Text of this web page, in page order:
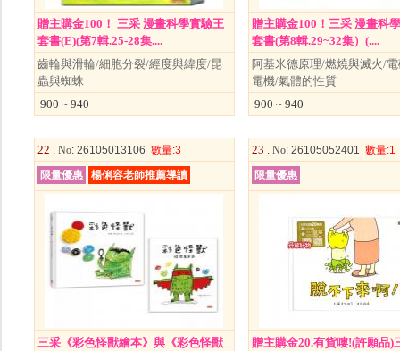
贈主購金100！ 三采 漫畫科學實驗王
套書(E)(第7輯.25-28集....
齒輪與滑輪/細胞分裂/經度與緯度/昆
蟲與蜘蛛
900 ~ 940
贈主購金100！三采 漫畫科
套書(第8輯.29~32集）(....
阿基米德原理/燃燒與滅火/
電機/氣體的性質
900 ~ 940
22 . No: 26105013106 數量:3
限量優惠
楊俐容老師推薦導讀
三采《彩色怪獸繪本》與《彩色怪獸
23 . No: 26105052401 數量:1
限量優惠
贈主購金20.有貨嘍!(許願品)